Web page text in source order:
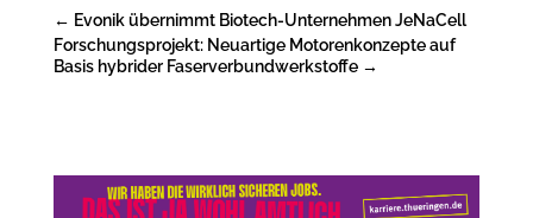
← Evonik übernimmt Biotech-Unternehmen JeNaCell
Forschungsprojekt: Neuartige Motorenkonzepte auf
Basis hybrider Faserverbundwerkstoffe→